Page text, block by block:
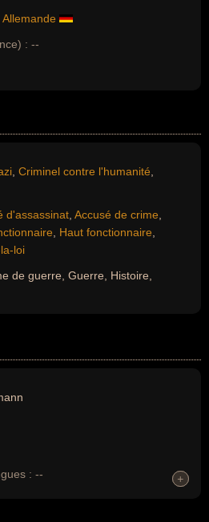
Allemande
: --
Criminel contre l'humanité
d'assassinat Accusé de crime
Haut fonctionnaire
loi
de guerre, Guerre, Histoire,
: --
+
+